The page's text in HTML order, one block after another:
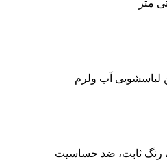
آب ولرم
ضد حساسیت